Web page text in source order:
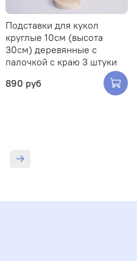
Подставки для кукол
круглые 10см (высота
30см) деревянные с
палочкой с краю 3 штуки
890 руб